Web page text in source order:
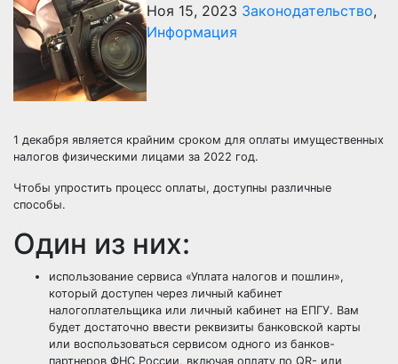
Ноя 15, 2023 Законодательство,
Информация
1 декабря является крайним сроком для оплаты имущественных
налогов физическими лицами за 2022 год.
Чтобы упростить процесс оплаты, доступны различные
способы.
Один из них:
использование сервиса «Уплата налогов и пошлин»,
который доступен через личный кабинет
налогоплательщика или личный кабинет на ЕПГУ. Вам
будет достаточно ввести реквизиты банковской карты
или воспользоваться сервисом одного из банков-
партнеров ФНС России, включая оплату по QR- или